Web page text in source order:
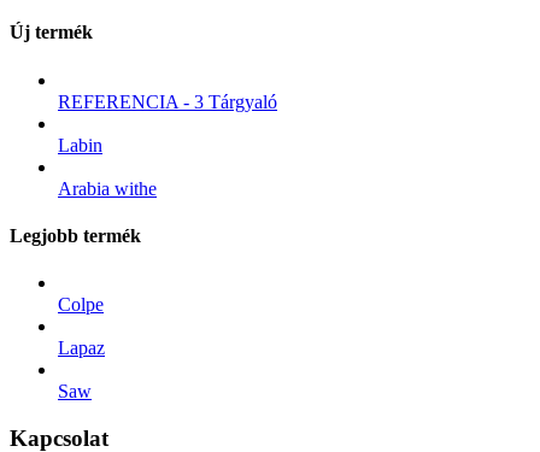
Új termék
REFERENCIA - 3 Tárgyaló
Labin
Arabia withe
Legjobb termék
Colpe
Lapaz
Saw
Kapcsolat